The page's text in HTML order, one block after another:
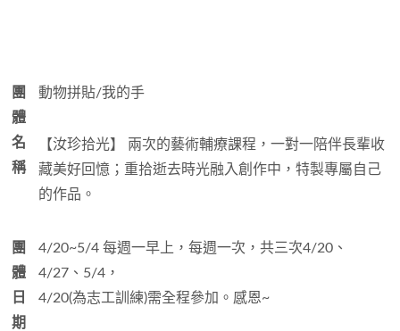
團
體
名
稱
動物拼貼/我的手
【汝珍拾光】 兩次的藝術輔療課程，一對一陪伴長輩收
藏美好回憶；重拾逝去時光融入創作中，特製專屬自己
的作品。
團
體
日
期
4/20~5/4 每週一早上，每週一次，共三次4/20、
4/27、5/4，
4/20(為志工訓練)需全程參加。感恩~